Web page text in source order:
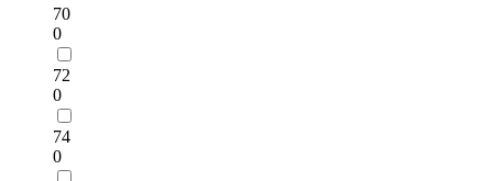
70
0
72
0
74
0